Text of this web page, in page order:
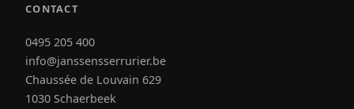
CONTACT
0495 205 400
info@janssensserrurier.be
Chaussée de Louvain 629
1030 Schaerbeek